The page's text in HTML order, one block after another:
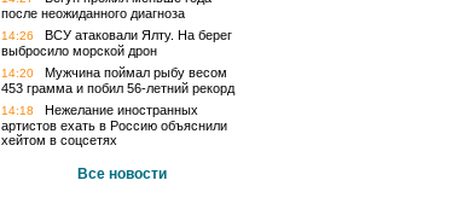
после неожиданного диагноза
14:26
ВСУ атаковали Ялту. На берег
выбросило морской дрон
14:20
Мужчина поймал рыбу весом
453 грамма и побил 56-летний рекорд
14:18
Нежелание иностранных
артистов ехать в Россию объяснили
хейтом в соцсетях
Все новости